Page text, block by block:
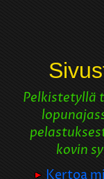
Pelkistetyllä
kovin
Kertoa